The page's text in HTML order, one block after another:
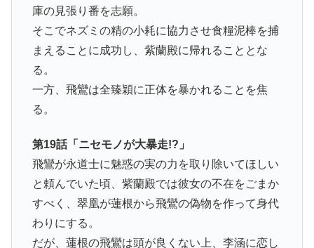
庫の見張り番を志願。
そこでネズミの精の小耗に協力させ食糧泥棒を捕
まえることに成功し、紫蘭殿に帰れることとな
る。
一方、飛鸞は全臻穎に正体を暴かれることを焦
る。
第19話「ニセモノが大暴走!?」
飛鸞が永道士に魅惑の実の力を取り除いてほしい
と頼んでいた頃、紫蘭殿では彼女の不在をごまか
すべく、翠凰が蓮根から飛鸞の偽物を作って身代
わりにする。
だが、蓮根の飛鸞は頭が良くない上、李涵に恋し